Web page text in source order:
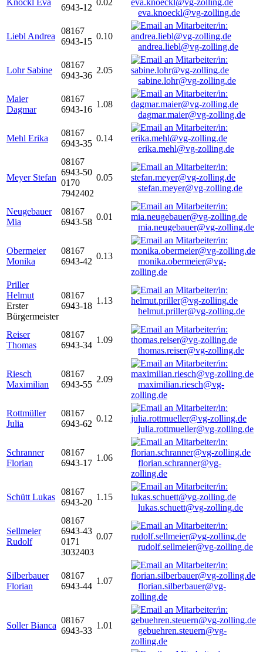
Knöckl Eva
6943-12
0.02
eva.knoeckl@vg-zolling.de
Liebl Andrea
08167
6943-15
0.10
andrea.liebl@vg-zolling.de
Lohr Sabine
08167
6943-36
2.05
sabine.lohr@vg-zolling.de
Maier
Dagmar
08167
6943-16
1.08
dagmar.maier@vg-zolling.de
Mehl Erika
08167
6943-35
0.14
erika.mehl@vg-zolling.de
Meyer Stefan
08167
6943-50
0170
7942402
0.05
stefan.meyer@vg-zolling.de
Neugebauer
Mia
08167
6943-58
0.01
mia.neugebauer@vg-zolling.de
Obermeier
Monika
08167
6943-42
0.13
monika.obermeier@vg-
zolling.de
Priller
Helmut
Erster
Bürgermeister
08167
6943-18
1.13
helmut.priller@vg-zolling.de
Reiser
Thomas
08167
6943-34
1.09
thomas.reiser@vg-zolling.de
Riesch
Maximilian
08167
6943-55
2.09
maximilian.riesch@vg-
zolling.de
Rottmüller
Julia
08167
6943-62
0.12
julia.rottmueller@vg-zolling.de
Schranner
Florian
08167
6943-17
1.06
florian.schranner@vg-
zolling.de
Schütt Lukas
08167
6943-20
1.15
lukas.schuett@vg-zolling.de
Sellmeier
Rudolf
08167
6943-43
0171
3032403
0.07
rudolf.sellmeier@vg-zolling.de
Silberbauer
Florian
08167
6943-44
1.07
florian.silberbauer@vg-
zolling.de
Soller Bianca
08167
6943-33
1.01
gebuehren.steuern@vg-
zolling.de